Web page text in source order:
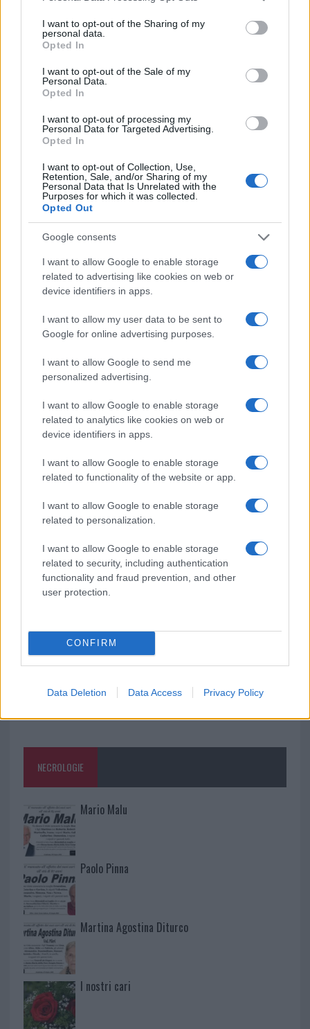
not limited to your visit or usage behaviour. You may click to
grant or deny consent to Google and its third-party tags to
use your data for below specified purposes in below Google
consent section.
I want to opt-out of the Sharing of my
personal data.
Opted In
I want to opt-out of the Sale of my
Personal Data.
Opted In
I want to opt-out of processing my
Personal Data for Targeted Advertising.
Opted In
I want to opt-out of Collection, Use,
Retention, Sale, and/or Sharing of my
Personal Data that Is Unrelated with the
Purposes for which it was collected.
Opted Out
Google consents
I want to allow Google to enable storage
related to advertising like cookies on web or
device identifiers in apps.
I want to allow my user data to be sent to
Google for online advertising purposes.
I want to allow Google to send me
personalized advertising.
I want to allow Google to enable storage
related to analytics like cookies on web or
device identifiers in apps.
I want to allow Google to enable storage
related to functionality of the website or app.
I want to allow Google to enable storage
related to personalization.
I want to allow Google to enable storage
related to security, including authentication
functionality and fraud prevention, and other
user protection.
CONFIRM
Data Deletion Data Access Privacy Policy
Condividi l'articolo
F
a
ce
b
o
o
k
T
w
it
te
r
n
re
h
s
p
p
h
re
Prossimo articolo
NOTIZIE RECENTI
Ristorante distrutto dalle fiamme a La
Maddalena, incendio a Monti d’à rena
Le previsioni meteo per il weekend a Olbia e in
Gallura
Michelle Hunziker in Gallura, bella anche dal
vivo: un amico vip svela come fa
Calangianus, dopo le polemiche il centro
accoglienza minori chiude
Olbia, divieto di sosta contro spaccio e degrado:
esplode la protesta
Pausa caffè impeccabile: come scegliere la
Monte Pino, la fine di un lungo dolore: storia e
rinascita della strada che segnò la Gallura
NECROLOGIE
Mario Malu
Paolo Pinna
Martina Agostina Diturco
I nostri cari